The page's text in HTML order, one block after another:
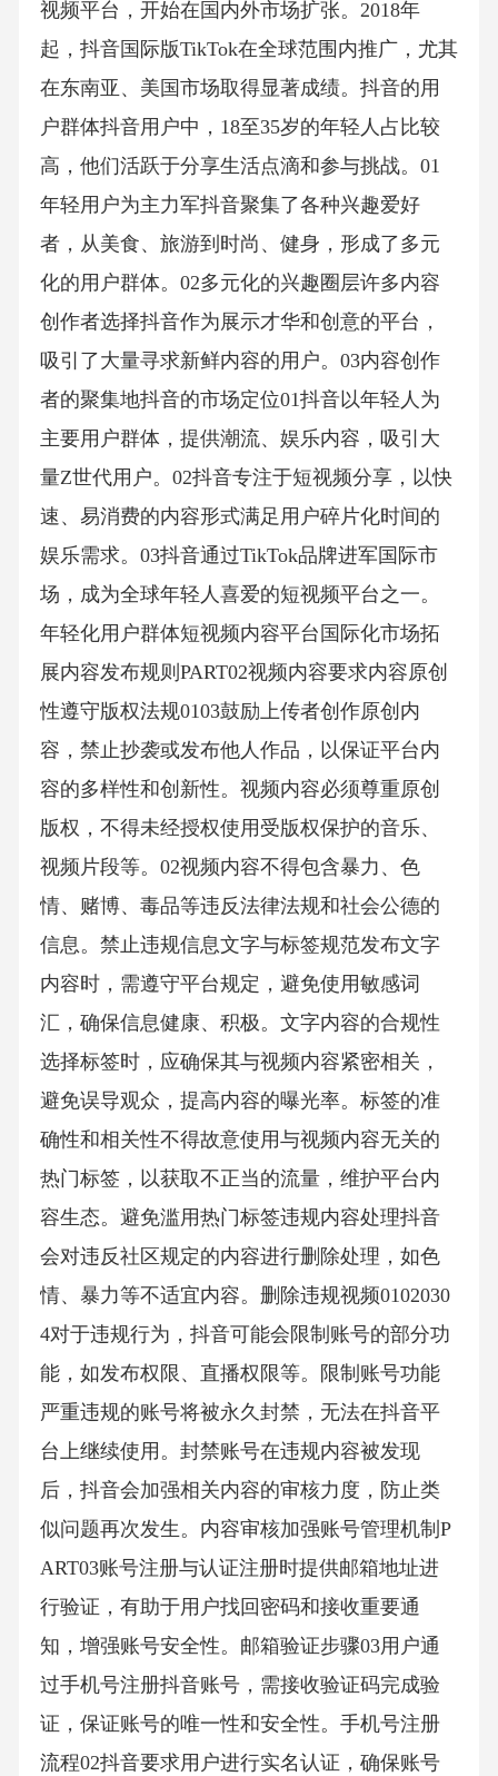
视频平台，开始在国内外市场扩张。2018年
起，抖音国际版TikTok在全球范围内推广，尤其
在东南亚、美国市场取得显著成绩。抖音的用
户群体抖音用户中，18至35岁的年轻人占比较
高，他们活跃于分享生活点滴和参与挑战。01
年轻用户为主力军抖音聚集了各种兴趣爱好
者，从美食、旅游到时尚、健身，形成了多元
化的用户群体。02多元化的兴趣圈层许多内容
创作者选择抖音作为展示才华和创意的平台，
吸引了大量寻求新鲜内容的用户。03内容创作
者的聚集地抖音的市场定位01抖音以年轻人为
主要用户群体，提供潮流、娱乐内容，吸引大
量Z世代用户。02抖音专注于短视频分享，以快
速、易消费的内容形式满足用户碎片化时间的
娱乐需求。03抖音通过TikTok品牌进军国际市
场，成为全球年轻人喜爱的短视频平台之一。
年轻化用户群体短视频内容平台国际化市场拓
展内容发布规则PART02视频内容要求内容原创
性遵守版权法规0103鼓励上传者创作原创内
容，禁止抄袭或发布他人作品，以保证平台内
容的多样性和创新性。视频内容必须尊重原创
版权，不得未经授权使用受版权保护的音乐、
视频片段等。02视频内容不得包含暴力、色
情、赌博、毒品等违反法律法规和社会公德的
信息。禁止违规信息文字与标签规范发布文字
内容时，需遵守平台规定，避免使用敏感词
汇，确保信息健康、积极。文字内容的合规性
选择标签时，应确保其与视频内容紧密相关，
避免误导观众，提高内容的曝光率。标签的准
确性和相关性不得故意使用与视频内容无关的
热门标签，以获取不正当的流量，维护平台内
容生态。避免滥用热门标签违规内容处理抖音
会对违反社区规定的内容进行删除处理，如色
情、暴力等不适宜内容。删除违规视频0102030
4对于违规行为，抖音可能会限制账号的部分功
能，如发布权限、直播权限等。限制账号功能
严重违规的账号将被永久封禁，无法在抖音平
台上继续使用。封禁账号在违规内容被发现
后，抖音会加强相关内容的审核力度，防止类
似问题再次发生。内容审核加强账号管理机制P
ART03账号注册与认证注册时提供邮箱地址进
行验证，有助于用户找回密码和接收重要通
知，增强账号安全性。邮箱验证步骤03用户通
过手机号注册抖音账号，需接收验证码完成验
证，保证账号的唯一性和安全性。手机号注册
流程02抖音要求用户进行实名认证，确保账号